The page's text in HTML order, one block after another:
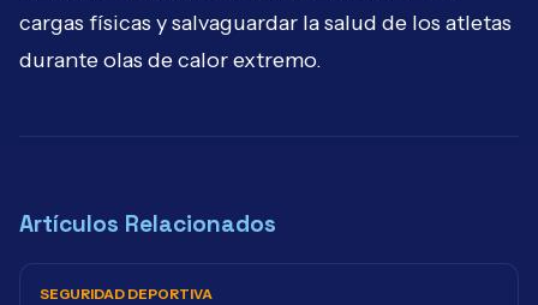
cargas físicas y salvaguardar la salud de los atletas
durante olas de calor extremo.
Artículos Relacionados
SEGURIDAD DEPORTIVA